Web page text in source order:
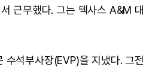
근무했다. 그는 텍사스 A&M
석부사장(EVP)을 지냈다. 그